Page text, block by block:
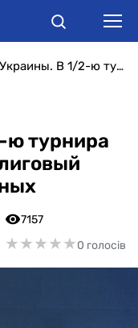
Кубок Украины. В 1/2-ю турнира пробился один перволиговый коллектив и три элитных
ю турнира
7157
★★★★★
★★★★★0 голосів